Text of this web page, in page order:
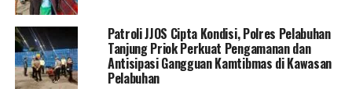
Patroli JJOS Cipta Kondisi, Polres Pelabuhan
Tanjung Priok Perkuat Pengamanan dan
Antisipasi Gangguan Kamtibmas di Kawasan
Pelabuhan